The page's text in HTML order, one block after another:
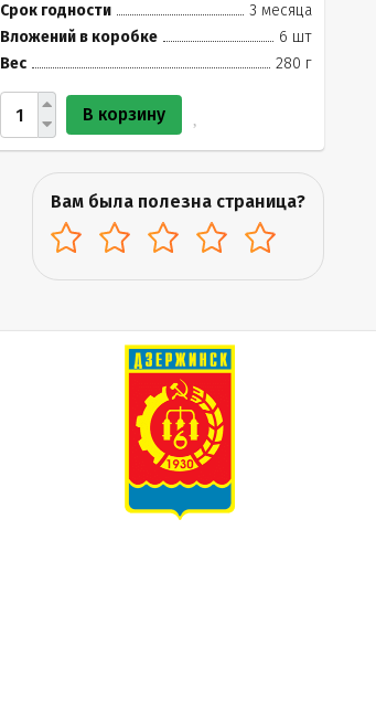
Срок годности
3 месяца
Вложений в коробке
6 шт
Вес
280 г
В корзину
Вам была полезна страница?